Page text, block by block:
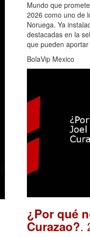
Mundo que
2026 como uno de
Noruega. Ya
destacadas en la
que pueden
BolaVip Mexico
¿Por qué
Curazao?.